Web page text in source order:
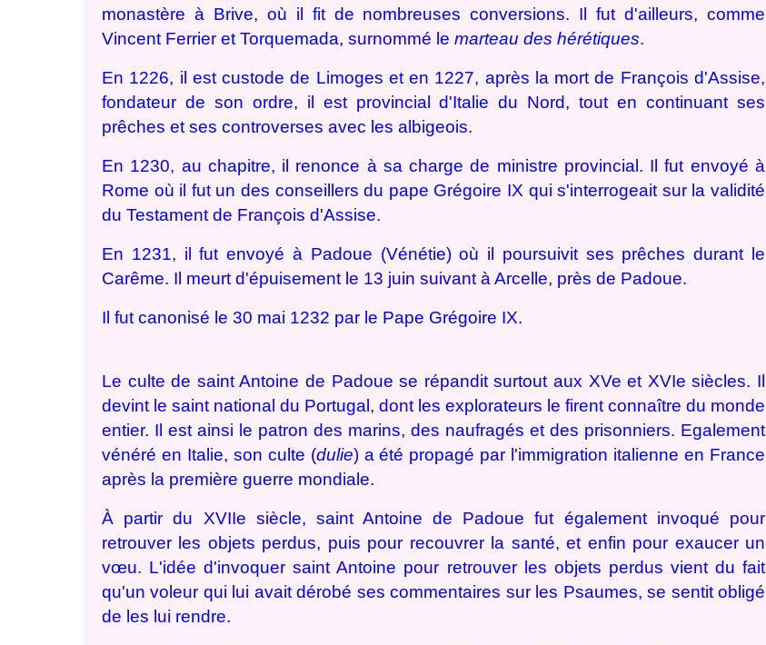
monastère à Brive, où il fit de nombreuses conversions. Il fut d'ailleurs, comme
Vincent Ferrier et Torquemada, surnommé le marteau des hérétiques.
En 1226, il est custode de Limoges et en 1227, après la mort de François d'Assise,
fondateur de son ordre, il est provincial d'Italie du Nord, tout en continuant ses
prêches et ses controverses avec les albigeois.
En 1230, au chapitre, il renonce à sa charge de ministre provincial. Il fut envoyé à
Rome où il fut un des conseillers du pape Grégoire IX qui s'interrogeait sur la validité
du Testament de François d'Assise.
En 1231, il fut envoyé à Padoue (Vénétie) où il poursuivit ses prêches durant le
Carême. Il meurt d'épuisement le 13 juin suivant à Arcelle, près de Padoue.
Il fut canonisé le 30 mai 1232 par le Pape Grégoire IX.
Le culte de saint Antoine de Padoue se répandit surtout aux XVeet XVIe siècles. Il
devint le saint national du Portugal, dont les explorateurs le firent connaître du monde
entier. Il est ainsi le patron des marins, des naufragés et des prisonniers. Egalement
vénéré en Italie, son culte (dulie) a été propagé par l'immigration italienne en France
après la première guerre mondiale.
À partir du XVIIe siècle, saint Antoine de Padoue fut également invoqué pour
retrouver les objets perdus, puis pour recouvrer la santé, et enfin pour exaucer un
vœu. L'idée d'invoquer saint Antoine pour retrouver les objets perdus vient du fait
qu'un voleur qui lui avait dérobé ses commentaires sur les Psaumes, se sentit obligé
de les lui rendre.